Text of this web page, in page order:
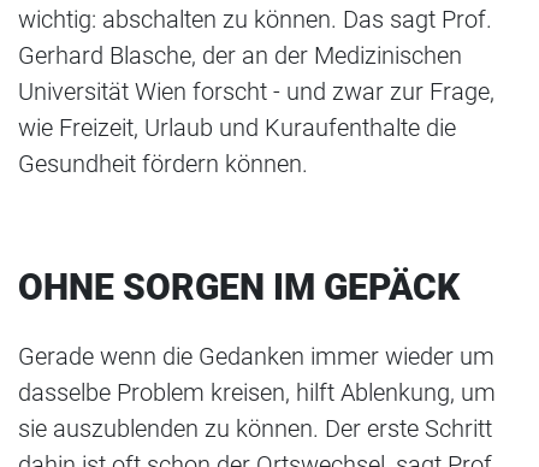
wichtig: abschalten zu können. Das sagt Prof.
Gerhard Blasche, der an der Medizinischen
Universität Wien forscht - und zwar zur Frage,
wie Freizeit, Urlaub und Kuraufenthalte die
Gesundheit fördern können.
OHNE SORGEN IM GEPÄCK
Gerade wenn die Gedanken immer wieder um
dasselbe Problem kreisen, hilft Ablenkung, um
sie auszublenden zu können. Der erste Schritt